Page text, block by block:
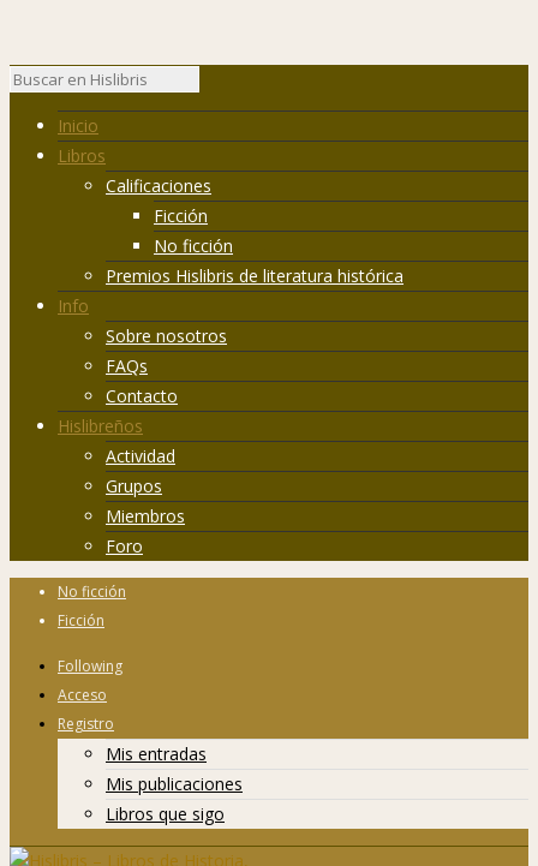
Inicio
Libros
Calificaciones
Ficción
No ficción
Premios Hislibris de literatura histórica
Info
Sobre nosotros
FAQs
Contacto
Hislibreños
Actividad
Grupos
Miembros
Foro
No ficción
Ficción
Following
Acceso
Registro
Mis entradas
Mis publicaciones
Libros que sigo